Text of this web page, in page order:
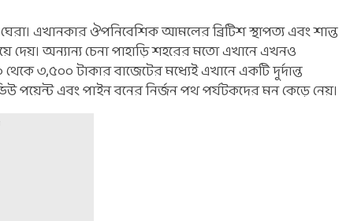
এখানকার ঔপনিবেশিক আমলের ব্রিটিশ স্থাপত্য এবং শান্ত
দেয়। অন্যান্য চেনা পাহাড়ি শহরের মতো এখানে এখনও
৩,৫০০ টাকার বাজেটের মধ্যেই এখানে একটি দুর্দান্ত
পয়েন্ট এবং পাইন বনের নির্জন পথ পর্যটকদের মন কেড়ে নেয়।